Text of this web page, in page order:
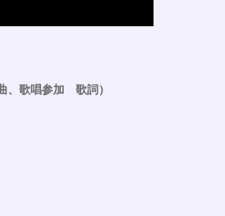
、歌唱参加 歌詞）